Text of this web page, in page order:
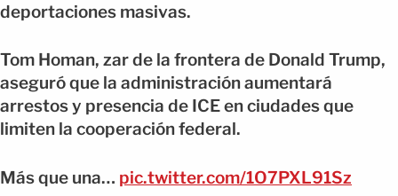
deportaciones masivas.
Tom Homan, zar de la frontera de Donald Trump,
aseguró que la administración aumentará
arrestos y presencia de ICE en ciudades que
limiten la cooperación federal.
Más que una… pic.twitter.com/1O7PXL91Sz